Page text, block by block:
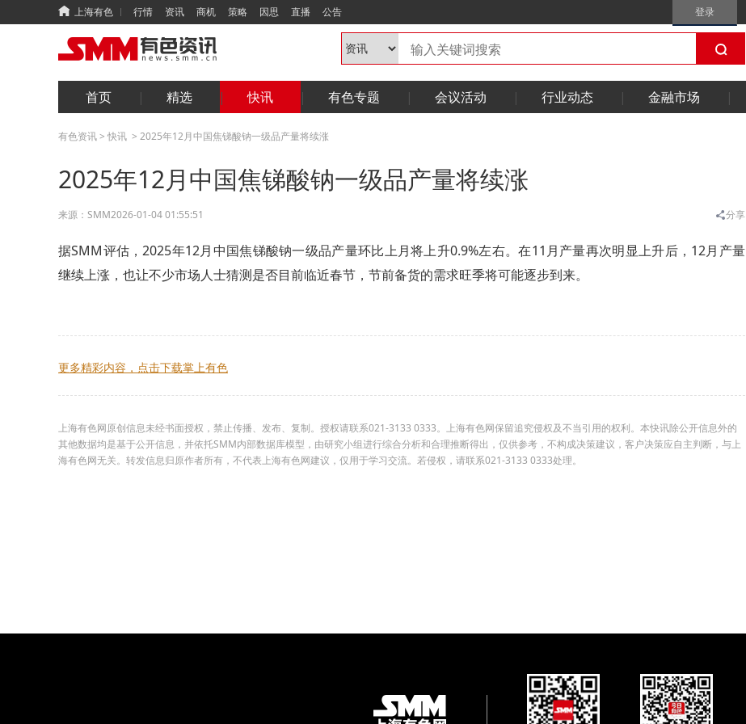
上海有色 行情 资讯 商机 策略 因思 直播 公告 登录
首页 精选 快讯 有色专题 会议活动 行业动态 金融市场
有色资讯> 快讯 > 2025年12月中国焦锑酸钠一级品产量将续涨
2025年12月中国焦锑酸钠一级品产量将续涨
来源： SMM2026-01-04 01:55:51 分享
据SMM评估，2025年12月中国焦锑酸钠一级品产量环比上月将上升0.9%左右。在11月产量再次明显上升后，12月产量
继续上涨，也让不少市场人士猜测是否目前临近春节，节前备货的需求旺季将可能逐步到来。
更多精彩内容，点击下载掌上有色
上海有色网原创信息未经书面授权，禁止传播、发布、复制。授权请联系021-3133 0333。上海有色网保留追究侵权及不当引用的权利。本快讯除公开信息外的
其他数据均是基于公开信息，并依托SMM内部数据库模型，由研究小组进行综合分析和合理推断得出，仅供参考，不构成决策建议，客户决策应自主判断，与上
海有色网无关。转发信息归原作者所有，不代表上海有色网建议，仅用于学习交流。若侵权，请联系021-3133 0333处理。